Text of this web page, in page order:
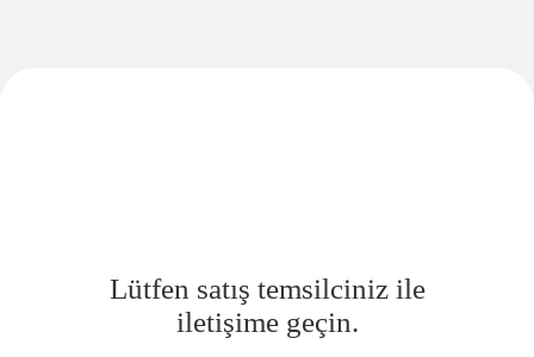
Lütfen satış temsilciniz ile
iletişime geçin.